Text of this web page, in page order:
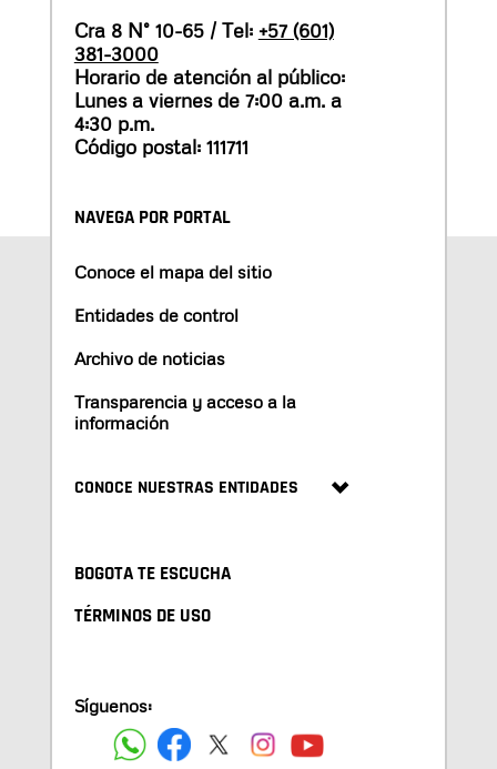
Cra 8 N° 10-65 / Tel: +57 (601)
381-3000
Horario de atención al público:
Lunes a viernes de 7:00 a.m. a
4:30 p.m.
Código postal: 111711
NAVEGA POR PORTAL
Conoce el mapa del sitio
Entidades de control
Archivo de noticias
Transparencia y acceso a la
información
CONOCE NUESTRAS ENTIDADES
BOGOTA TE ESCUCHA
TÉRMINOS DE USO
Síguenos: